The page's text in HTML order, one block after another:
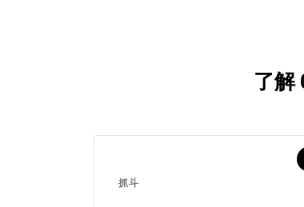
了解
抓斗